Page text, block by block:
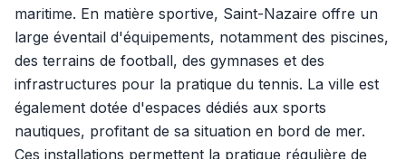
maritime. En matière sportive, Saint-Nazaire offre un
large éventail d'équipements, notamment des piscines,
des terrains de football, des gymnases et des
infrastructures pour la pratique du tennis. La ville est
également dotée d'espaces dédiés aux sports
nautiques, profitant de sa situation en bord de mer.
Ces installations permettent la pratique régulière de